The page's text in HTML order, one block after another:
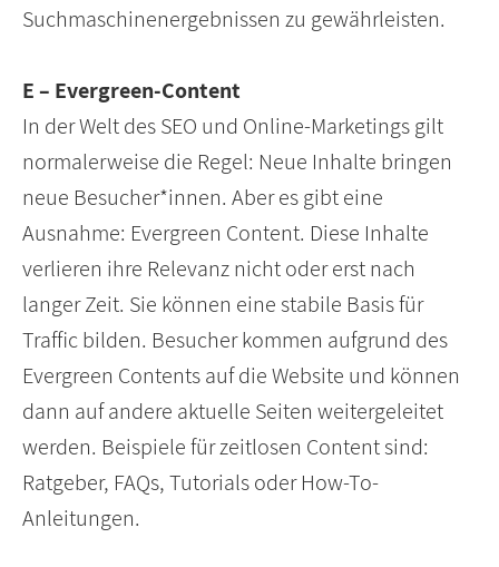
Suchmaschinenergebnissen zu gewährleisten.
E – Evergreen-Content
In der Welt des SEO und Online-Marketings gilt
normalerweise die Regel: Neue Inhalte bringen
neue Besucher*innen. Aber es gibt eine
Ausnahme: Evergreen Content. Diese Inhalte
verlieren ihre Relevanz nicht oder erst nach
langer Zeit. Sie können eine stabile Basis für
Traffic bilden. Besucher kommen aufgrund des
Evergreen Contents auf die Website und können
dann auf andere aktuelle Seiten weitergeleitet
werden. Beispiele für zeitlosen Content sind:
Ratgeber, FAQs, Tutorials oder How-To-
Anleitungen.